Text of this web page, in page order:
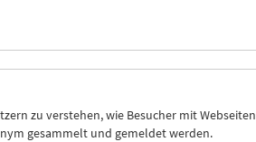
zu verstehen, wie Besucher mit Webseiten
gesammelt und gemeldet werden.